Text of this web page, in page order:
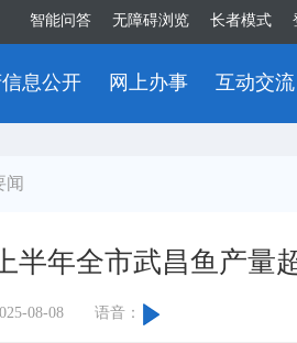
智能问答 无障碍浏览 长者模式
息公开 网上办事 互动交流
闻
半年全市武昌鱼产量
08-08 语音：